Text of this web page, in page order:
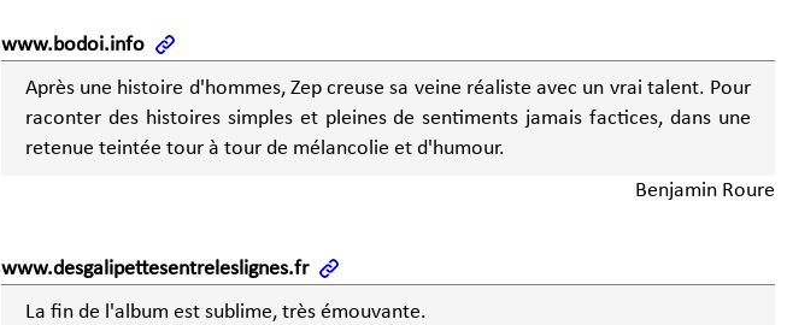
www.bodoi.info
Après une histoire d'hommes, Zep creuse sa veine réaliste avec un vrai talent. Pour
raconter des histoires simples et pleines de sentiments jamais factices, dans une
retenue teintée tour à tour de mélancolie et d'humour.
Benjamin Roure
www.desgalipettesentreleslignes.fr
La fin de l'album est sublime, très émouvante.